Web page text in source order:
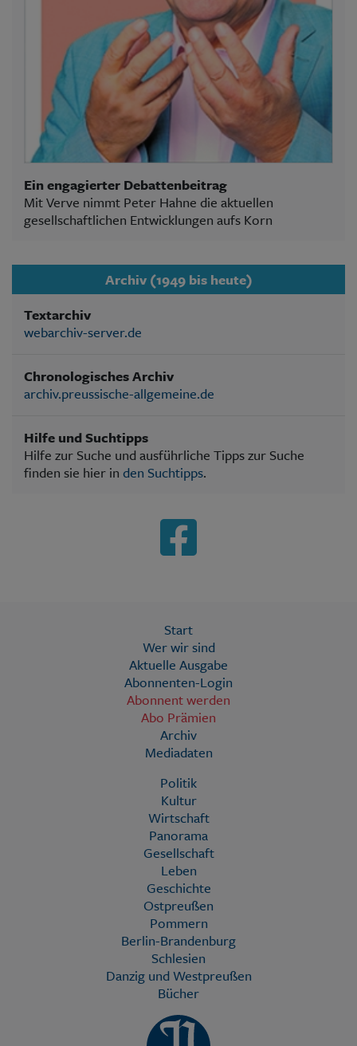
Ein engagierter Debattenbeitrag
Mit Verve nimmt Peter Hahne die aktuellen
gesellschaftlichen Entwicklungen aufs Korn
Archiv (1949 bis heute)
Textarchiv
webarchiv-server.de
Chronologisches Archiv
archiv.preussische-allgemeine.de
Hilfe und Suchtipps
Hilfe zur Suche und ausführliche Tipps zur Suche
finden sie hier in den Suchtipps.
Start
Wer wir sind
Aktuelle Ausgabe
Abonnenten-Login
Abonnent werden
Abo Prämien
Archiv
Mediadaten
Politik
Kultur
Wirtschaft
Panorama
Gesellschaft
Leben
Geschichte
Ostpreußen
Pommern
Berlin-Brandenburg
Schlesien
Danzig und Westpreußen
Bücher